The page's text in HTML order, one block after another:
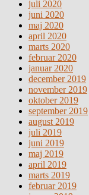
juli 2020
juni 2020
maj 2020
april 2020
marts 2020
februar 2020
januar 2020
december 2019
november 2019
oktober 2019
september 2019
august 2019
juli 2019
juni 2019
maj 2019
april 2019
marts 2019
februar 2019